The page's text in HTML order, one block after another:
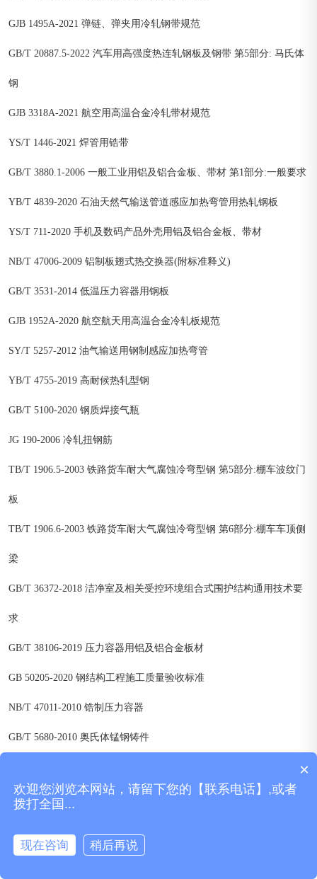
GJB 1495A-2021 弹链、弹夹用冷轧钢带规范
GB/T 20887.5-2022 汽车用高强度热连轧钢板及钢带 第5部分: 马氏体
钢
GJB 3318A-2021 航空用高温合金冷轧带材规范
YS/T 1446-2021 焊管用锆带
GB/T 3880.1-2006 一般工业用铝及铝合金板、带材 第1部分:一般要求
YB/T 4839-2020 石油天然气输送管道感应加热弯管用热轧钢板
YS/T 711-2020 手机及数码产品外壳用铝及铝合金板、带材
NB/T 47006-2009 铝制板翅式热交换器(附标准释义)
GB/T 3531-2014 低温压力容器用钢板
GJB 1952A-2020 航空航天用高温合金冷轧板规范
SY/T 5257-2012 油气输送用钢制感应加热弯管
YB/T 4755-2019 高耐候热轧型钢
GB/T 5100-2020 钢质焊接气瓶
JG 190-2006 冷轧扭钢筋
TB/T 1906.5-2003 铁路货车耐大气腐蚀冷弯型钢 第5部分:棚车波纹门
板
TB/T 1906.6-2003 铁路货车耐大气腐蚀冷弯型钢 第6部分:棚车车顶侧
梁
GB/T 36372-2018 洁净室及相关受控环境组合式围护结构通用技术要
求
GB/T 38106-2019 压力容器用铝及铝合金板材
GB 50205-2020 钢结构工程施工质量验收标准
NB/T 47011-2010 锆制压力容器
GB/T 5680-2010 奥氏体锰钢铸件
DL/T 5018-2004 水电水利工程钢闸门制造安装及验收规范(附条文说
EJ/T 1027.12-1996 压水堆核电厂核岛机械设备焊接规范 奥氏体不锈
×
欢迎您浏览本网站，请留下您的【联系电话】,或者
拨打全国...
现在咨询 稍后再说